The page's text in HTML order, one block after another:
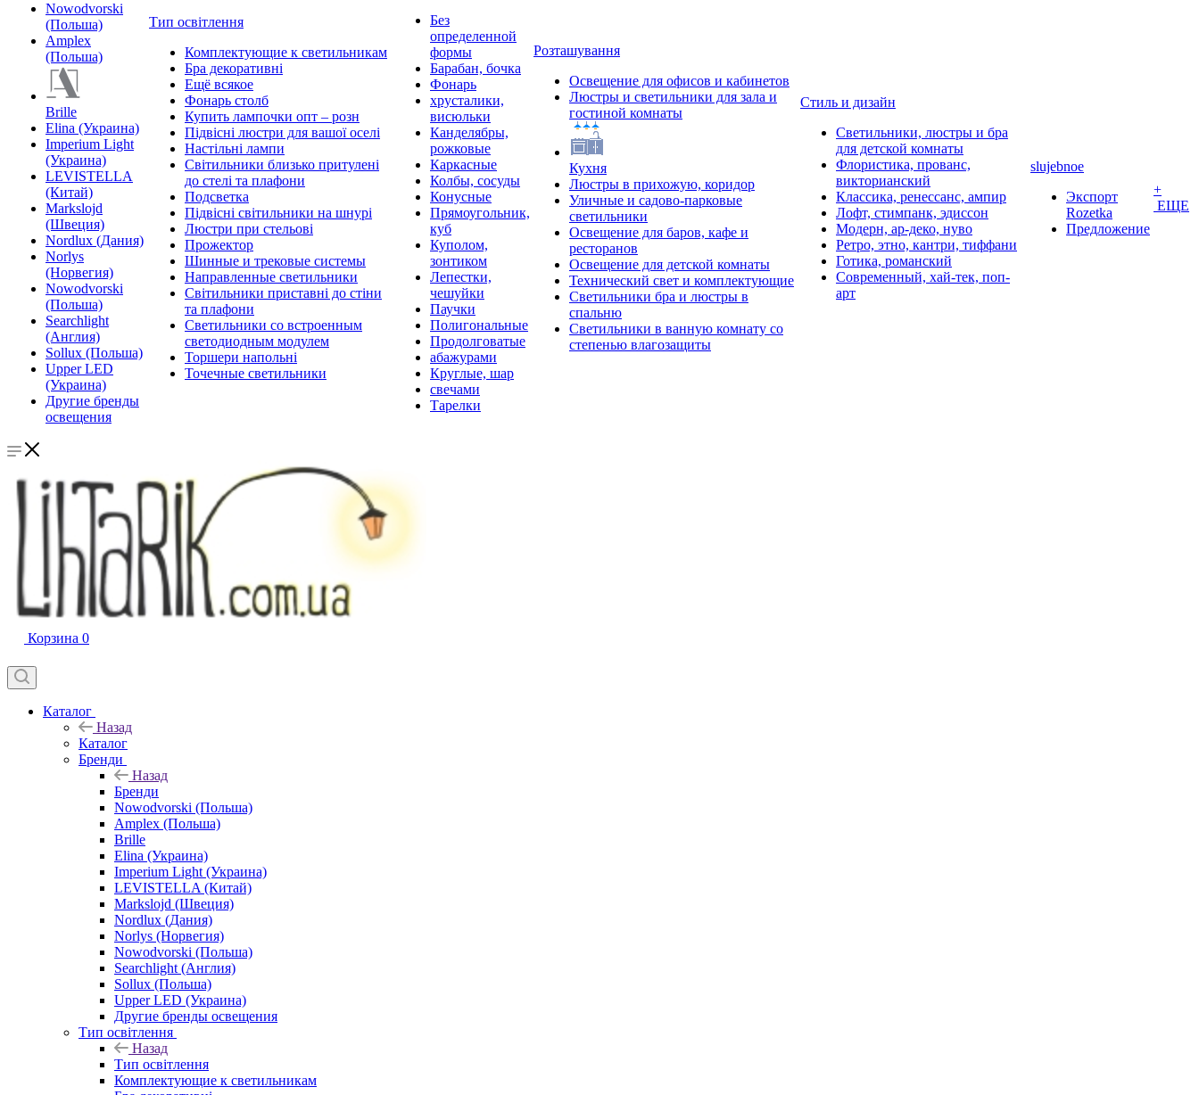
Nowodvorski
(Польша)
Amplex
(Польша)
Brille
Elina (Украина)
Imperium Light
(Украина)
LEVISTELLA
(Китай)
Markslojd
(Швеция)
Nordlux (Дания)
Norlys
(Норвегия)
Nowodvorski
(Польша)
Searchlight
(Англия)
Sollux (Польша)
Upper LED
(Украина)
Другие бренды
освещения
Тип освітлення
Комплектующие к светильникам
Бра декоративні
Ещё всякое
Фонарь столб
Купить лампочки опт – розн
Підвісні люстри для вашої оселі
Настільні лампи
Світильники близько притулені
до стелі та плафони
Подсветка
Підвісні світильники на шнурі
Люстри при стельові
Прожектор
Шинные и трековые системы
Направленные светильники
Світильники приставні до стіни
та плафони
Светильники со встроенным
светодиодным модулем
Торшери напольні
Точечные светильники
Без
определенной
формы
Барабан, бочка
Фонарь
хрусталики,
висюльки
Канделябры,
рожковые
Каркасные
Колбы, сосуды
Конусные
Прямоугольник,
куб
Куполом,
зонтиком
Лепестки,
чешуйки
Паучки
Полигональные
Продолговатые
абажурами
Круглые, шар
свечами
Тарелки
Розташування
Освещение для офисов и кабинетов
Люстры и светильники для зала и
гостиной комнаты
Кухня
Люстры в прихожую, коридор
Уличные и садово-парковые
светильники
Освещение для баров, кафе и
ресторанов
Освещение для детской комнаты
Технический свет и комплектующие
Светильники бра и люстры в
спальню
Светильники в ванную комнату со
степенью влагозащиты
Стиль и дизайн
Светильники, люстры и бра
для детской комнаты
Флористика, прованс,
викторианский
Классика, ренессанс, ампир
Лофт, стимпанк, эдиссон
Модерн, ар-деко, нуво
Ретро, этно, кантри, тиффани
Готика, романский
Современный, хай-тек, поп-
арт
slujebnoe
Экспорт
Rozetka
Предложение
+
ЕЩЕ
Корзина 0
Каталог
Назад
Каталог
Бренди
Назад
Бренди
Nowodvorski (Польша)
Amplex (Польша)
Brille
Elina (Украина)
Imperium Light (Украина)
LEVISTELLA (Китай)
Markslojd (Швеция)
Nordlux (Дания)
Norlys (Норвегия)
Nowodvorski (Польша)
Searchlight (Англия)
Sollux (Польша)
Upper LED (Украина)
Другие бренды освещения
Тип освітлення
Назад
Тип освітлення
Комплектующие к светильникам